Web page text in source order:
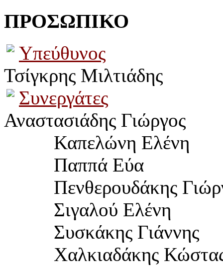
ΠΡΟΣΩΠΙΚΟ
Υπεύθυνος
Τσίγκρης Μιλτιάδης
Συνεργάτες
Αναστασιάδης Γιώργος
Καπελώνη Ελένη
Παππά Εύα
	  Πενθερουδ
άκης
Σιγαλού Ελένη
Συσκάκης Γιάννης
Χαλκιαδάκης